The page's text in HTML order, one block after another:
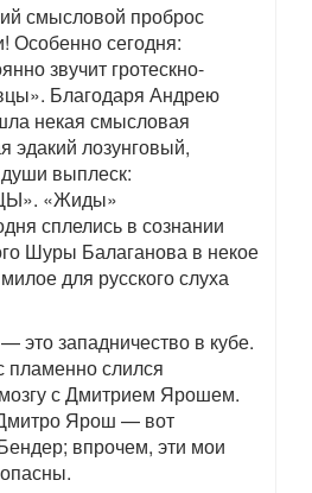
смысловой проброс
Особенно сегодня:
звучит гротескно-
Благодаря Андрею
некая смысловая
эдакий лозунговый,
выплеск:
«Жиды»
сплелись в сознании
Шуры Балаганова в некое
для русского слуха
западничество в кубе.
пламенно слился
с Дмитрием Ярошем.
Ярош — вот
впрочем, эти мои